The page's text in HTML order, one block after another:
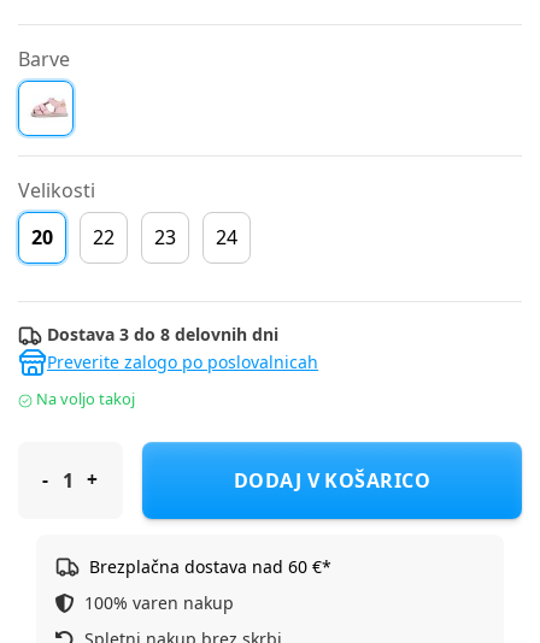
Barve
Velikosti
20
22 23 24
Dostava 3 do 8 delovnih dni
Preverite zalogo po poslovalnicah
Na voljo takoj
D.D.Step sandal G076-61842D BAREFOOT D baby pink 20
DODAJ V KOŠARICO
Brezplačna dostava nad 60 €*
100% varen nakup